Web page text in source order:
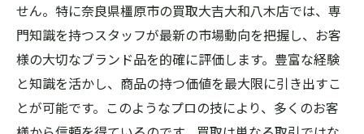
せん。特に奈良県橿原市の買取大吉大和八木店では、専
門知識を持つスタッフが最新の市場動向を把握し、お客
様の大切なブランド品を的確に評価します。豊富な経験
と知識を活かし、商品の持つ価値を最大限に引き出すこ
とが可能です。このようなプロの技により、多くのお客